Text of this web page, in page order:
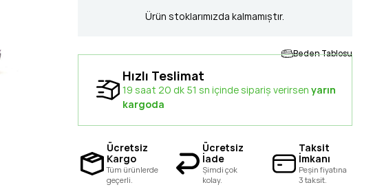
Ürün stoklarımızda kalmamıştır.
Beden Tablosu
Hızlı Teslimat
19 saat 20 dk 51 sn içinde sipariş verirsen yarın
kargoda
Ücretsiz
Kargo
Tüm ürünlerde
geçerli.
Ücretsiz
İade
Şimdi çok
kolay.
Taksit
İmkanı
Peşin fiyatına
3 taksit.